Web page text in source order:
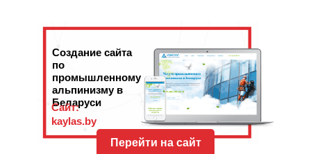
Создание сайта
по
промышленному
альпинизму в
Беларуси
Перейти на сайт
Сайт:
kaylas.by